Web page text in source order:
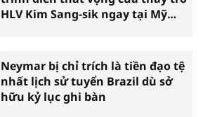
HLV Kim Sang-sik ngay tại Mỹ
Neymar bị chỉ trích là tiền đạo tệ
nhất lịch sử tuyển Brazil dù sở
hữu kỷ lục ghi bàn